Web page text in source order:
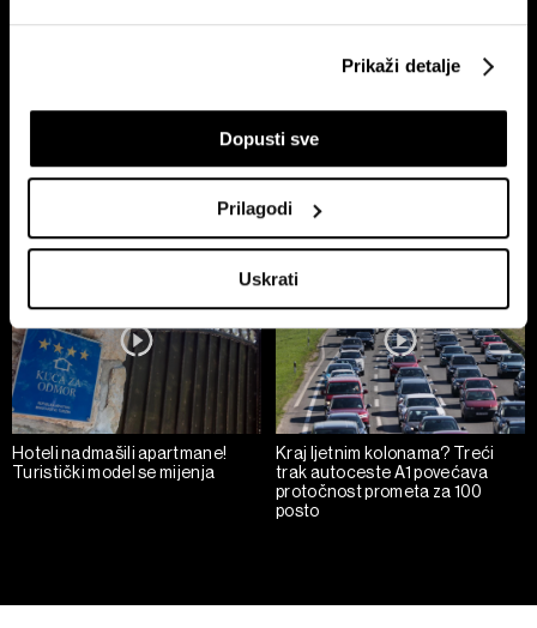
Prikupljati podatke o vašoj geografskoj lokaciji,
koji mogu biti precizni do radijusa od nekoliko metara
Prepoznati vaš uređaj tako što ćemo aktivno
skenirati njegove određene karakteristike ("uzimanje
kako se obrađuje vaše osobne podatke te postaviti svoje
preferencije. Svoju privolu možete u svakom trenutku
izmijeniti ili povući u Izjavi o kolačićima.
Zajednički voditelji obrade su HD-WIN ARENA SPORT
d.o.o. i Partneri . Više o podacima koje obrađujemo kao i o
vašim pravima pročitajte u našojPolitici privatnosti, a o
kolačićima i drugim sličnim tehnologijama u Politici kolačića.
Kolačiće u bilo kojem trenutku možete ponovno ažurirati klikom
na „Prikaži detalje“. Privolu možete u bilo kojem trenutku
Prikaži detalje
Dopusti sve
Prilagodi
Uskrati
produljenje dobrovoljnog
Veća zaštita za kupce, ali i rizik
Hoteli nadmašili apartmane!
Turistički model se mijenja
Kraj ljetnim kolonama? Treći
trak autoceste A1 povećava
protočnost prometa za 100
posto